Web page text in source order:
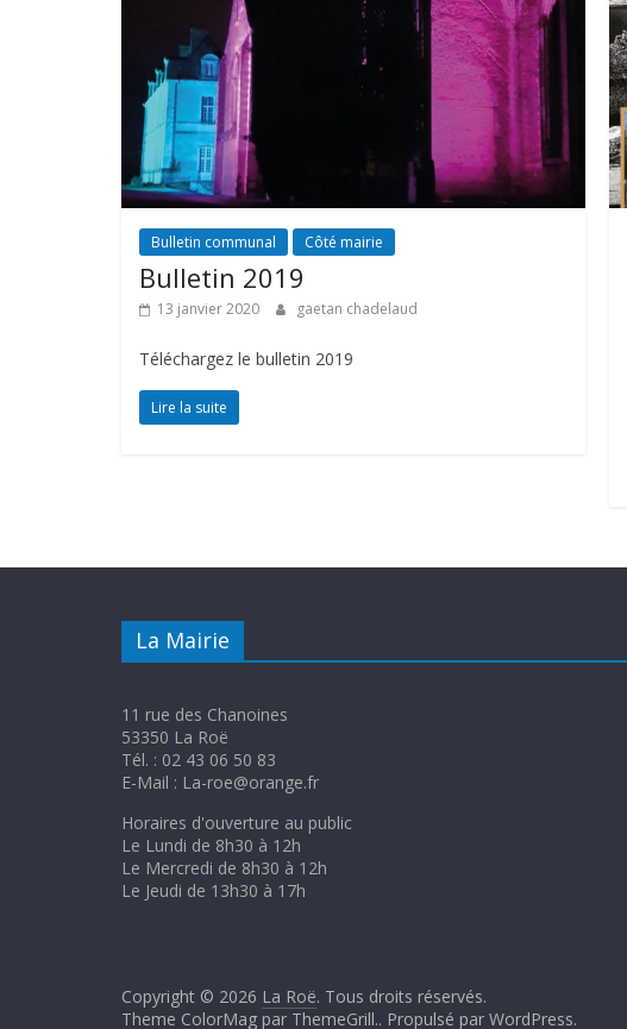
Bulletin communal Côté mairie
Bulletin 2019
13 janvier 2020 gaetan chadelaud
Téléchargez le bulletin 2019
Lire la suite
La Mairie
11 rue des Chanoines
53350 La Roë
Tél. : 02 43 06 50 83
E-Mail : La-roe@orange.fr
Horaires d'ouverture au public
Le Lundi de 8h30 à 12h
Le Mercredi de 8h30 à 12h
Le Jeudi de 13h30 à 17h
Copyright © 2026 La Roë. Tous droits réservés.
Theme ColorMag par ThemeGrill.. Propulsé par WordPress.